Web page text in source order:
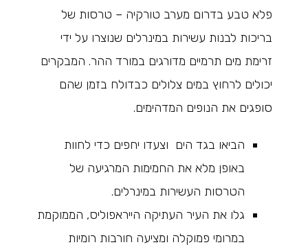
פלא טבע בדרום מערב טורקיה – טרסות של
בריכות לבנות עשירות במינרלים שנוצרו על ידי
זרימת מים תרמיים מדורגים במורד ההר. המבקרים
יכולים לרחוץ במים צלולים כבדולח בזמן שהם
סופגים את הנופים המדהימים.
הביאו בגד הים וצעדו יחפים כדי לחוות
באופן מלא את החמימות המרגיעה של
הטרסות העשירות במינרלים.
גלו את העיר העתיקה הייראפוליס, הממוקמת
במרומי פמוקלה ומציעה חורבות רומיות